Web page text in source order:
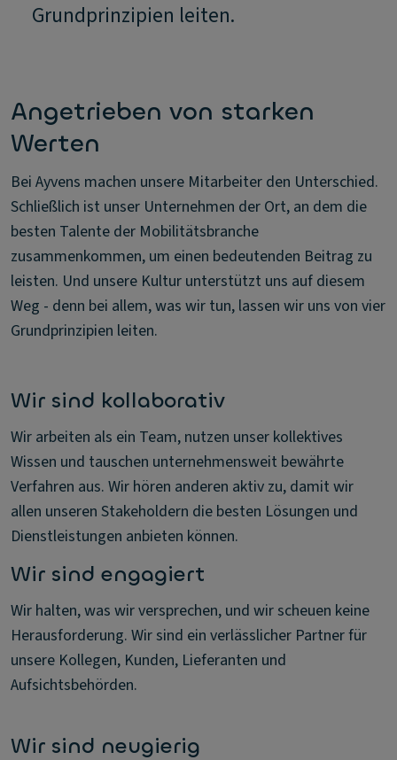
Grundprinzipien leiten.
Angetrieben von starken
Werten
Bei Ayvens machen unsere Mitarbeiter den Unterschied.
Schließlich ist unser Unternehmen der Ort, an dem die
besten Talente der Mobilitätsbranche
zusammenkommen, um einen bedeutenden Beitrag zu
leisten. Und unsere Kultur unterstützt uns auf diesem
Weg - denn bei allem, was wir tun, lassen wir uns von vier
Grundprinzipien leiten.
Wir sind kollaborativ
Wir arbeiten als ein Team, nutzen unser kollektives
Wissen und tauschen unternehmensweit bewährte
Verfahren aus. Wir hören anderen aktiv zu, damit wir
allen unseren Stakeholdern die besten Lösungen und
Dienstleistungen anbieten können.
Wir sind engagiert
Wir halten, was wir versprechen, und wir scheuen keine
Herausforderung. Wir sind ein verlässlicher Partner für
unsere Kollegen, Kunden, Lieferanten und
Aufsichtsbehörden.
Wir sind neugierig